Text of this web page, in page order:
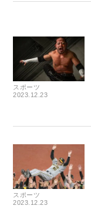
スポーツ
2023.12.23
スポーツ
2023.12.23